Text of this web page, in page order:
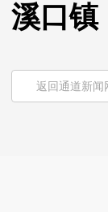
溪口镇
返回通道新闻